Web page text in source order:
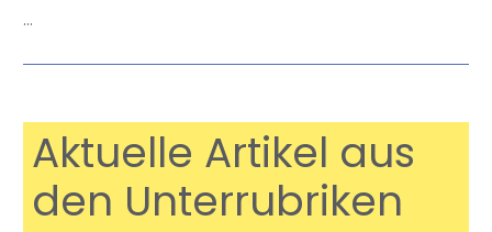
…
Aktuelle Artikel aus
den Unterrubriken